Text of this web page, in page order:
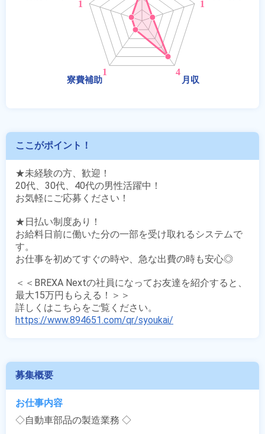
ここがポイント！
★未経験の方、歓迎！
20代、30代、40代の男性活躍中！
お気軽にご応募ください！
★日払い制度あり！
お給料日前に働いた分の一部を受け取れるシステムで
す。
お仕事を初めてすぐの時や、急な出費の時も安心◎
＜＜BREXA Nextの社員になってお友達を紹介すると、
最大15万円もらえる！＞＞
https://www.894651.com/qr/syoukai/
募集概要
お仕事内容
◇自動車部品の製造業務 ◇